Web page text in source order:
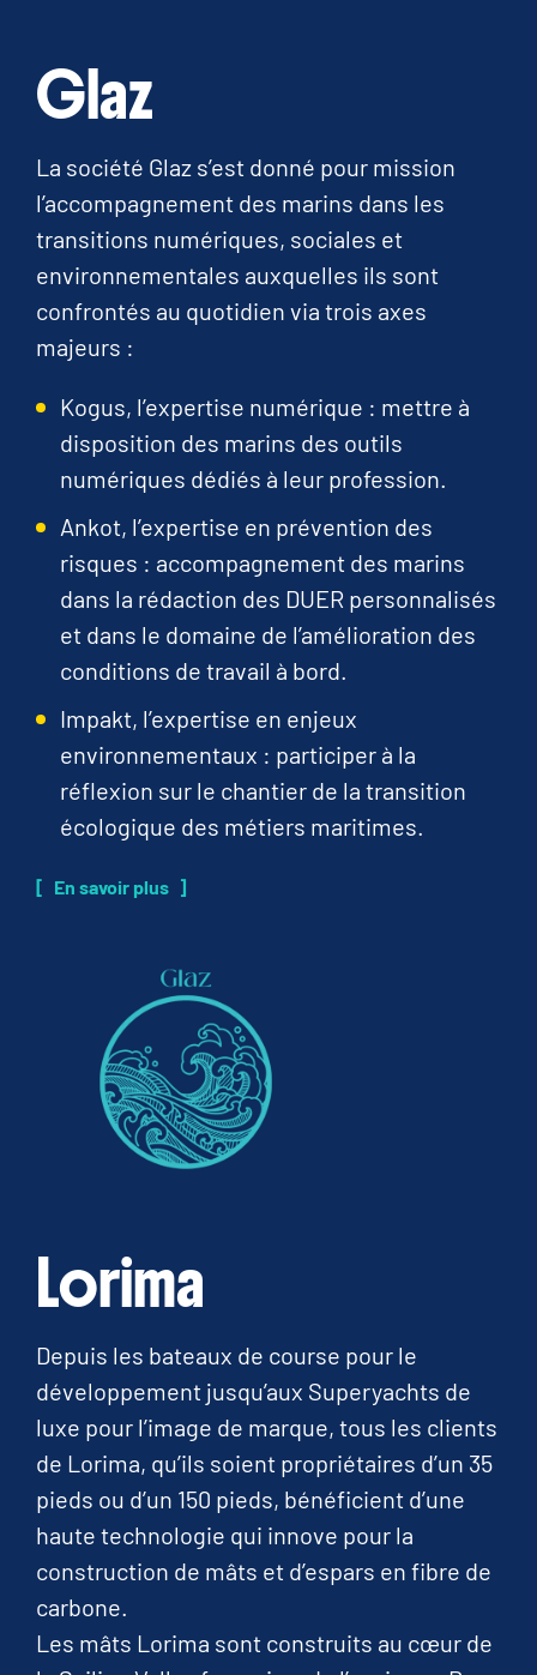
Glaz
La société Glaz s’est donné pour mission
l’accompagnement des marins dans les
transitions numériques, sociales et
environnementales auxquelles ils sont
confrontés au quotidien via trois axes
majeurs :
Kogus, l’expertise numérique : mettre à
disposition des marins des outils
numériques dédiés à leur profession.
Ankot, l’expertise en prévention des
risques : accompagnement des marins
dans la rédaction des DUER personnalisés
et dans le domaine de l’amélioration des
conditions de travail à bord.
Impakt, l’expertise en enjeux
environnementaux : participer à la
réflexion sur le chantier de la transition
écologique des métiers maritimes.
En savoir plus
Lorima
Depuis les bateaux de course pour le
développement jusqu’aux Superyachts de
luxe pour l’image de marque, tous les clients
de Lorima, qu’ils soient propriétaires d’un 35
pieds ou d’un 150 pieds, bénéficient d’une
haute technologie qui innove pour la
construction de mâts et d’espars en fibre de
carbone.
Les mâts Lorima sont construits au cœur de